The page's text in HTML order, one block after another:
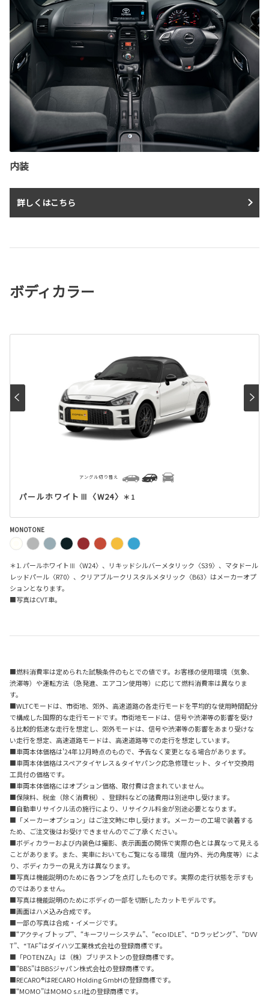
内装
詳しくはこちら
ボディカラー
パールホワイトⅢ〈W24〉 ＊1
アングル切り替え
MONOTONE
＊1. パールホワイトⅢ〈W24〉、リキッドシルバーメタリック〈S39〉、マタドール
レッドパール〈R70〉、クリアブルークリスタルメタリック〈B63〉はメーカーオプ
ションとなります。
■写真はCVT車。
■燃料消費率は定められた試験条件のもとでの値です。お客様の使用環境（気象、
渋滞等）や運転方法（急発進、エアコン使用等）に応じて燃料消費率は異なりま
す。
■WLTCモードは、市街地、郊外、高速道路の各走行モードを平均的な使用時間配分
で構成した国際的な走行モードです。市街地モードは、信号や渋滞等の影響を受け
る比較的低速な走行を想定し、郊外モードは、信号や渋滞等の影響をあまり受けな
い走行を想定、高速道路モードは、高速道路等での走行を想定しています。
■車両本体価格は'24年12月時点のもので、予告なく変更となる場合があります。
■車両本体価格はスペアタイヤレス＆タイヤパンク応急修理セット、タイヤ交換用
工具付の価格です。
■車両本体価格にはオプション価格、取付費は含まれていません。
■保険料、税金（除く消費税）、登録料などの諸費用は別途申し受けます。
■自動車リサイクル法の施行により、リサイクル料金が別途必要となります。
■「メーカーオプション」はご注文時に申し受けます。メーカーの工場で装着する
ため、ご注文後はお受けできませんのでご了承ください。
■ボディカラーおよび内装色は撮影、表示画面の関係で実際の色とは異なって見える
ことがあります。また、実車においてもご覧になる環境（屋内外、光の角度等）によ
り、ボディカラーの見え方は異なります。
■写真は機能説明のために各ランプを点灯したものです。実際の走行状態を示すも
のではありません。
■写真は機能説明のためにボディの一部を切断したカットモデルです。
■画面はハメ込み合成です。
■一部の写真は合成・イメージです。
■“アクティブトップ”、“キーフリーシステム”、“eco IDLE”、“Dラッピング”、“DVV
T”、“TAF”はダイハツ工業株式会社の登録商標です。
■「POTENZA」は（株）ブリヂストンの登録商標です。
■“BBS”はBBSジャパン株式会社の登録商標です。
■RECARO®はRECARO Holding GmbHの登録商標です。
■“MOMO”はMOMO s.r.l社の登録商標です。